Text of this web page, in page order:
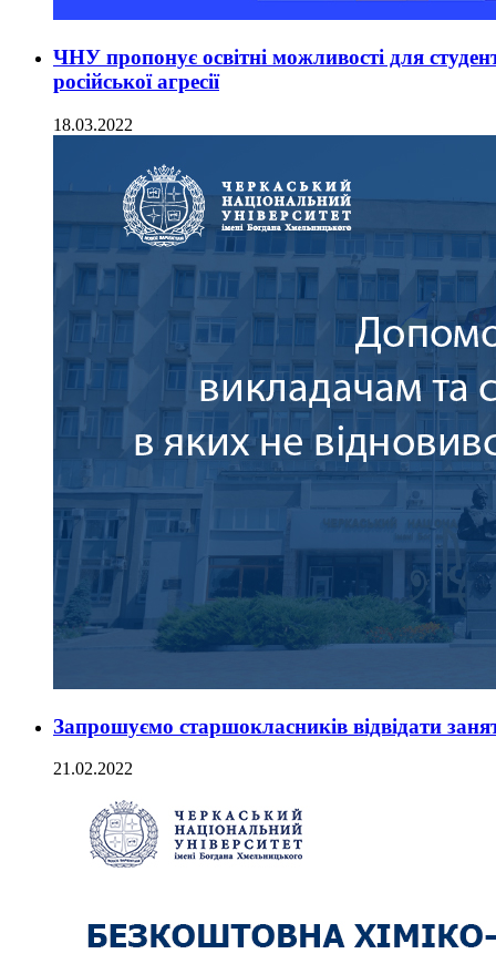
ЧНУ пропонує освітні можливості для
російської агресії
18.03.2022
Запрошуємо старшокласників відвідати
21.02.2022